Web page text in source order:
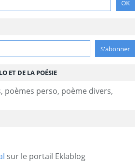
ET DE LA POÉSIE
poèmes perso, poème divers,
sur le portail Eklablog